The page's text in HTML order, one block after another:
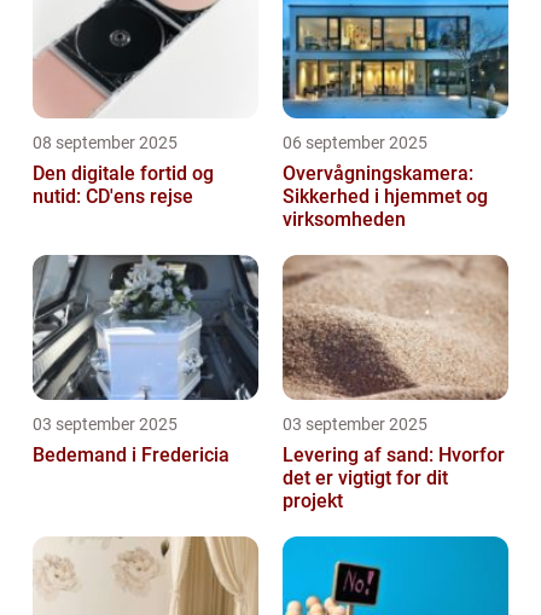
08 september 2025
Den digitale fortid og
nutid: CD'ens rejse
06 september 2025
Overvågningskamera:
Sikkerhed i hjemmet og
virksomheden
03 september 2025
Bedemand i Fredericia
03 september 2025
Levering af sand: Hvorfor
det er vigtigt for dit
projekt